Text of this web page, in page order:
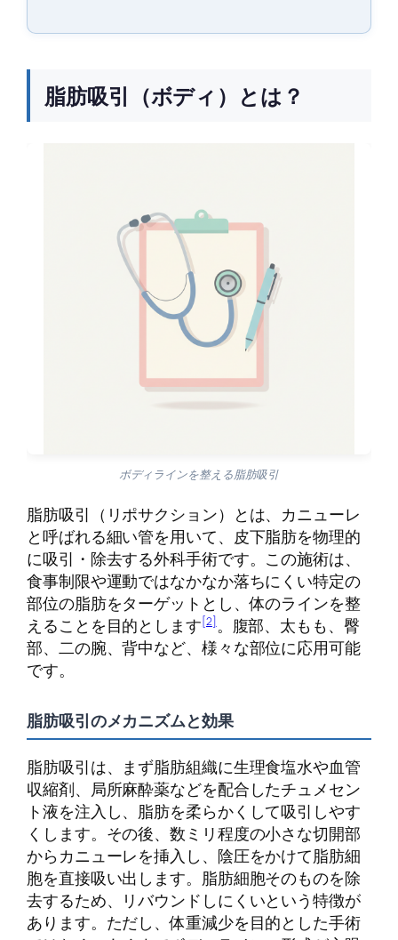
脂肪吸引（ボディ）とは？
ボディラインを整える脂肪吸引
脂肪吸引（リポサクション）とは、カニューレ
と呼ばれる細い管を用いて、皮下脂肪を物理的
に吸引・除去する外科手術です。この施術は、
食事制限や運動ではなかなか落ちにくい特定の
部位の脂肪をターゲットとし、体のラインを整
えることを目的とします[2]。腹部、太もも、臀
部、二の腕、背中など、様々な部位に応用可能
です。
脂肪吸引のメカニズムと効果
脂肪吸引は、まず脂肪組織に生理食塩水や血管
収縮剤、局所麻酔薬などを配合したチュメセン
ト液を注入し、脂肪を柔らかくして吸引しやす
くします。その後、数ミリ程度の小さな切開部
からカニューレを挿入し、陰圧をかけて脂肪細
胞を直接吸い出します。脂肪細胞そのものを除
去するため、リバウンドしにくいという特徴が
あります。ただし、体重減少を目的とした手術